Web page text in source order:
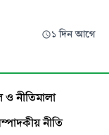
১ দিন আগে
ও নীতিমালা
নীতি